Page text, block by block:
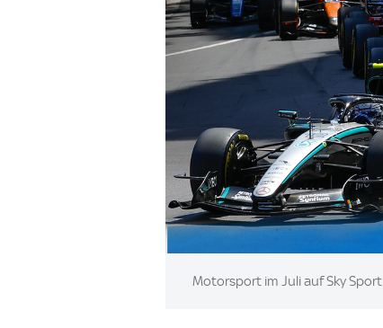
Image:
Motorsport im Juli auf Sky Sport